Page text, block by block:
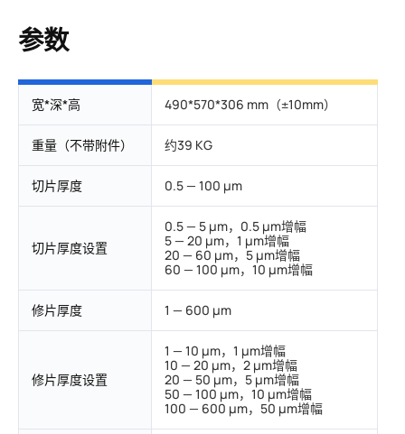
参数
宽*深*高 490*570*306 mm（±10mm）
重量（不带附件） 约39 KG
切片厚度 0.5 — 100 μm
切片厚度设置
0.5 — 5 μm，0.5 μm增幅
5 — 20 μm，1 μm增幅
20 — 60 μm，5 μm增幅
60 — 100 μm，10 μm增幅
修片厚度 1 — 600 μm
修片厚度设置
1 — 10 μm，1 μm增幅
10 — 20 μm，2 μm增幅
20 — 50 μm，5 μm增幅
50 — 100 μm，10 μm增幅
100 — 600 μm，50 μm增幅